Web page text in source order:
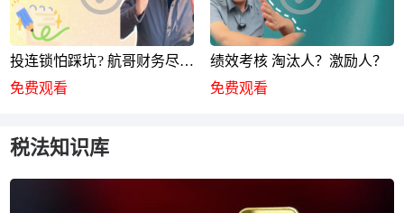
投连锁怕踩坑? 航哥财务尽调
秘籍来了
免费观看
绩效考核 淘汰人？激励人？
免费观看
税法知识库